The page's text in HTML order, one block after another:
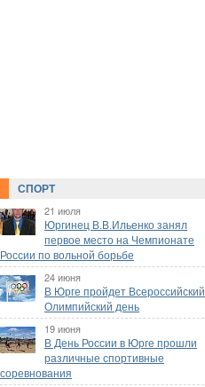
СПОРТ
21 июля
Юргинец В.В.Ильенко занял
первое место на Чемпионате
России по вольной борьбе
24 июня
В Юрге пройдет Всероссийский
Олимпийский день
19 июня
В День России в Юрге прошли
различные спортивные
соревнования